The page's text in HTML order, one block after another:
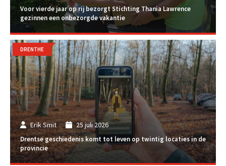
Voor vierde jaar op rij bezorgt Stichting Thania Lawrence
gezinnen een onbezorgde vakantie
Erik Smit 25 juli 2026
Drentse geschiedenis komt tot leven op twintig locaties in de
provincie
DRENTHE